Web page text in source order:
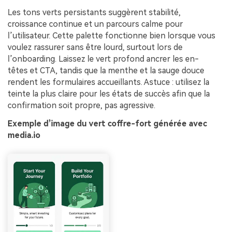
Les tons verts persistants suggèrent stabilité,
croissance continue et un parcours calme pour
l’utilisateur. Cette palette fonctionne bien lorsque vous
voulez rassurer sans être lourd, surtout lors de
l’onboarding. Laissez le vert profond ancrer les en-
têtes et CTA, tandis que la menthe et la sauge douce
rendent les formulaires accueillants. Astuce : utilisez la
teinte la plus claire pour les états de succès afin que la
confirmation soit propre, pas agressive.
Exemple d’image du vert coffre-fort générée avec
media.io